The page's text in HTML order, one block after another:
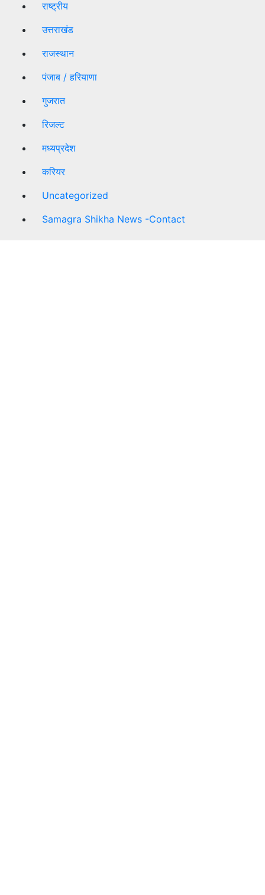
राष्ट्रीय
उत्तराखंड
राजस्थान
पंजाब / हरियाणा
गुजरात
रिजल्ट
मध्यप्रदेश
करियर
Uncategorized
Samagra Shikha News -Contact